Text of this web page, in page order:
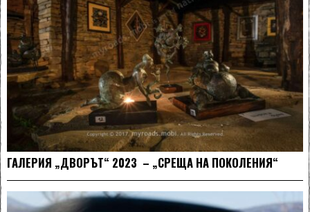
ГАЛЕРИЯ „ДВОРЪТ“ 2023 – „СРЕЩА НА ПОКОЛЕНИЯ“